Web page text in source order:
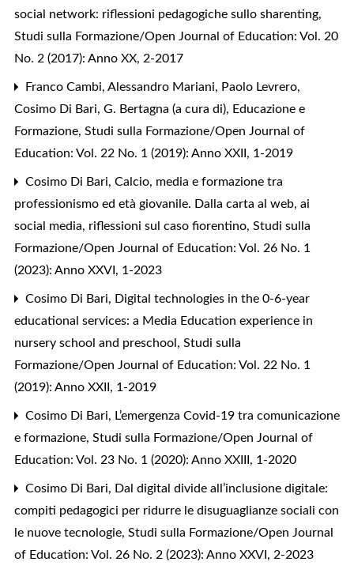
social network: riflessioni pedagogiche sullo sharenting,
Studi sulla Formazione/Open Journal of Education: Vol. 20
No. 2 (2017): Anno XX, 2-2017
Franco Cambi, Alessandro Mariani, Paolo Levrero,
Cosimo Di Bari, G. Bertagna (a cura di), Educazione e
Formazione, Studi sulla Formazione/Open Journal of
Education: Vol. 22 No. 1 (2019): Anno XXII, 1-2019
Cosimo Di Bari, Calcio, media e formazione tra
professionismo ed età giovanile. Dalla carta al web, ai
social media, riflessioni sul caso fiorentino, Studi sulla
Formazione/Open Journal of Education: Vol. 26 No. 1
(2023): Anno XXVI, 1-2023
Cosimo Di Bari, Digital technologies in the 0-6-year
educational services: a Media Education experience in
nursery school and preschool, Studi sulla
Formazione/Open Journal of Education: Vol. 22 No. 1
(2019): Anno XXII, 1-2019
Cosimo Di Bari, L’emergenza Covid-19 tra comunicazione
e formazione, Studi sulla Formazione/Open Journal of
Education: Vol. 23 No. 1 (2020): Anno XXIII, 1-2020
Cosimo Di Bari, Dal digital divide all’inclusione digitale:
compiti pedagogici per ridurre le disuguaglianze sociali con
le nuove tecnologie, Studi sulla Formazione/Open Journal
of Education: Vol. 26 No. 2 (2023): Anno XXVI, 2-2023